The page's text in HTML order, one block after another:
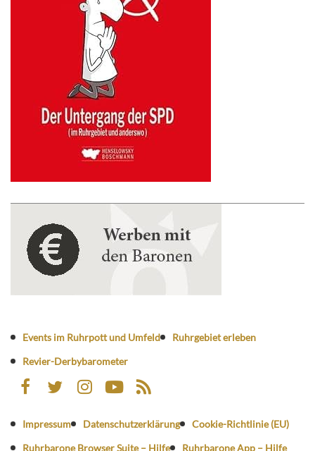
Events im Ruhrpott und Umfeld
Ruhrgebiet erleben
Revier-Derbybarometer
Impressum Datenschutzerklärung
Cookie-Richtlinie (EU)
Ruhrbarone Browser Suite – Hilfe
Ruhrbarone App – Hilfe